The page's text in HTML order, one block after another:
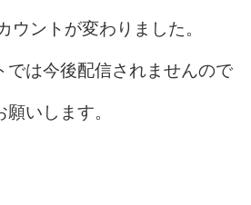
ウントが変わりました。
では今後配信されませんので
いします。